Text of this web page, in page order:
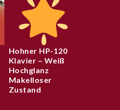
Hohner HP-120
Klavier – Weiß
Hochglanz
Makelloser
Zustand